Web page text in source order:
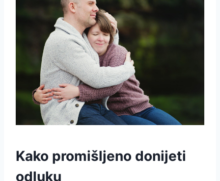
Kako promišljeno donijeti
odluku